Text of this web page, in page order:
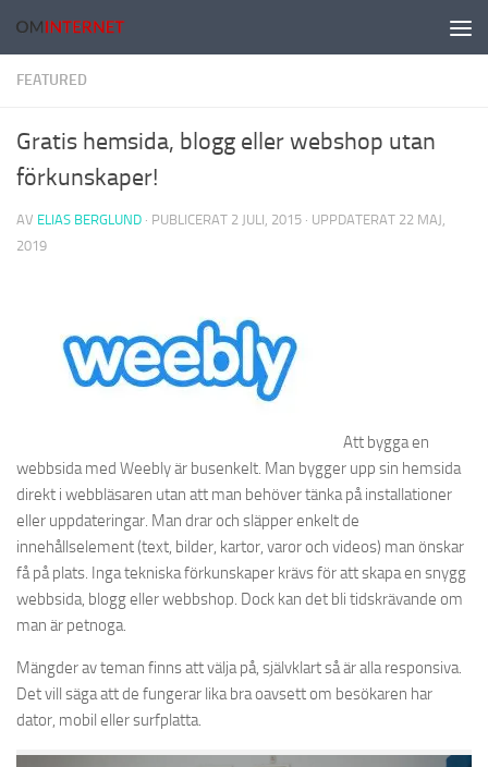
Hoppa till innehåll
FEATURED
Gratis hemsida, blogg eller webshop utan
förkunskaper!
AV ELIAS BERGLUND · PUBLICERAT 2 JULI, 2015 · UPPDATERAT 22 MAJ,
2019
Att bygga en
webbsida med Weebly är busenkelt. Man bygger upp sin hemsida
direkt i webbläsaren utan att man behöver tänka på installationer
eller uppdateringar. Man drar och släpper enkelt de
innehållselement (text, bilder, kartor, varor och videos) man önskar
få på plats. Inga tekniska förkunskaper krävs för att skapa en snygg
webbsida, blogg eller webbshop. Dock kan det bli tidskrävande om
man är petnoga.
Mängder av teman finns att välja på, självklart så är alla responsiva.
Det vill säga att de fungerar lika bra oavsett om besökaren har
dator, mobil eller surfplatta.